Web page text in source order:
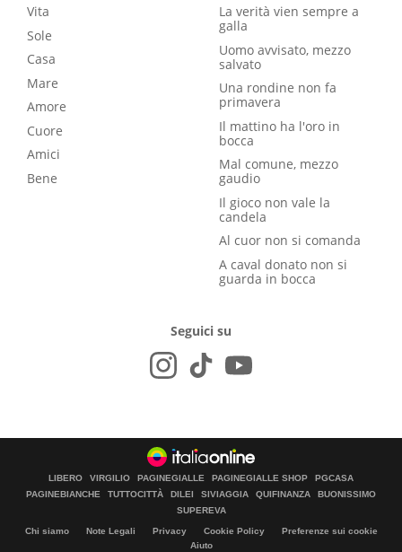
Vita
Sole
Casa
Mare
Amore
Cuore
Amici
Bene
La verità vien sempre a
galla
Uomo avvisato, mezzo
salvato
Una rondine non fa
primavera
Il mattino ha l'oro in
bocca
Mal comune, mezzo
gaudio
Il gioco non vale la
candela
Al cuor non si comanda
A caval donato non si
guarda in bocca
Seguici su
LIBERO VIRGILIO PAGINEGIALLE PAGINEGIALLE SHOP
PGCASA
PAGINEBIANCHE
TUTTOCITTÀ DILEI SIVIAGGIA QUIFINANZA
BUONISSIMO
SUPEREVA
Chi siamo Note Legali Privacy Cookie Policy
Preferenze sui cookie
Aiuto